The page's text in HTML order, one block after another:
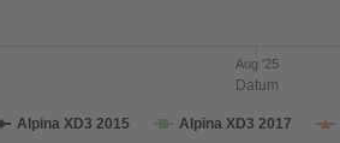
Datum
Alpina XD3 2015 Alpina XD3 2017
Aug '25